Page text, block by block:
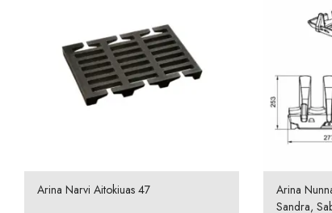
Arina Narvi Aitokiuas 47
Arina
Sandra,